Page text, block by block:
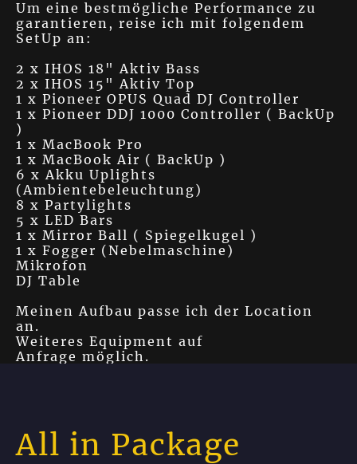
Um eine bestmögliche Performance zu
garantieren, reise ich mit folgendem
SetUp an:
2 x IHOS 18" Aktiv Bass
2 x IHOS 15" Aktiv Top
1 x Pioneer OPUS Quad DJ Controller
1 x Pioneer DDJ 1000 Controller ( BackUp
)
1 x MacBook Pro
1 x MacBook Air ( BackUp )
6 x Akku Uplights
(Ambientebeleuchtung)
8 x Partylights
5 x LED Bars
1 x Mirror Ball ( Spiegelkugel )
1 x Fogger (Nebelmaschine)
Mikrofon
DJ Table
Meinen Aufbau passe ich der Location
an.
Weiteres Equipment auf
Anfrage möglich.
All in Package